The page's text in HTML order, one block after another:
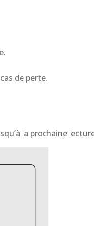
de perte.
la prochaine